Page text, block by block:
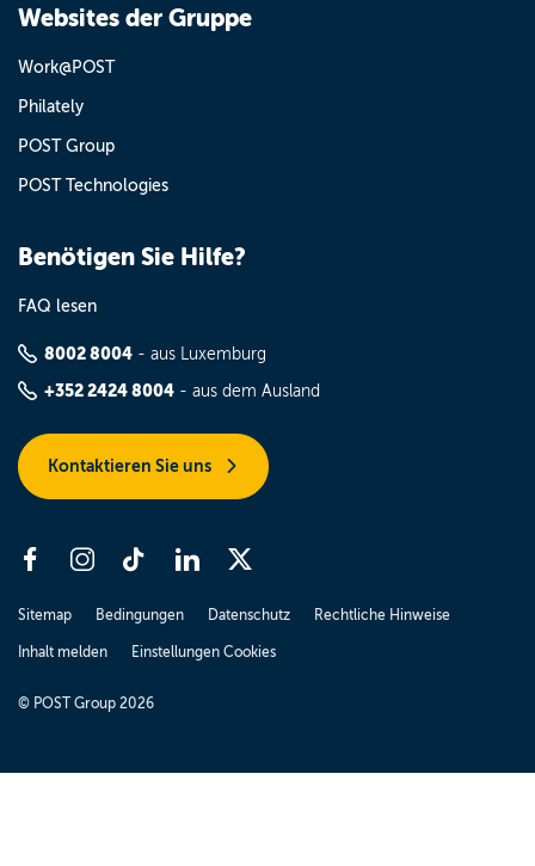
Websites der Gruppe
Work@POST
Philately
POST Group
POST Technologies
Benötigen Sie Hilfe?
FAQ lesen
8002 8004 - aus Luxemburg
+352 2424 8004 - aus dem Ausland
Kontaktieren Sie uns
Sitemap Bedingungen Datenschutz Rechtliche Hinweise
Inhalt melden Einstellungen Cookies
© POST Group 2026